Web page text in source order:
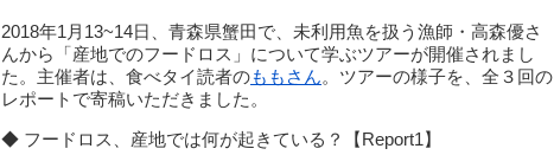
2018年1月13~14日、青森県蟹田で、未利用魚を扱う漁師・高森優さ
んから「産地でのフードロス」について学ぶツアーが開催されまし
た。主催者は、食べタイ読者のももさん。ツアーの様子を、全３回の
レポートで寄稿いただきました。
◆ フードロス、産地では何が起きている？【Report1】